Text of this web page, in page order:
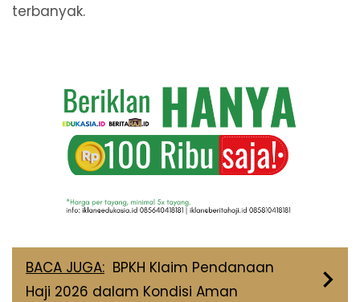
terbanyak.
BACA JUGA: BPKH Klaim Pendanaan
Haji 2026 dalam Kondisi Aman